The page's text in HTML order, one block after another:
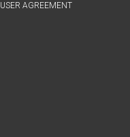
USER AGREEMENT